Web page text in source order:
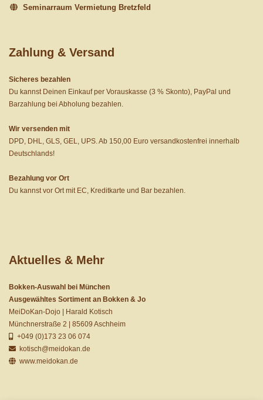
Seminarraum Vermietung Bretzfeld
Zahlung & Versand
Sicheres bezahlen
Du kannst Deinen Einkauf per Vorauskasse (3 % Skonto), PayPal und
Barzahlung bei Abholung bezahlen.
Wir versenden mit
DPD, DHL, GLS, GEL, UPS. Ab 150,00 Euro versandkostenfrei innerhalb
Deutschlands!
Bezahlung vor Ort
Du kannst vor Ort mit EC, Kreditkarte und Bar bezahlen.
Aktuelles & Mehr
Bokken-Auswahl bei München
Ausgewähltes Sortiment an Bokken & Jo
MeiDoKan-Dojo | Harald Kotisch
Münchnerstraße 2 | 85609 Aschheim
+049 (0)173 23 06 074
kotisch@meidokan.de
www.meidokan.de